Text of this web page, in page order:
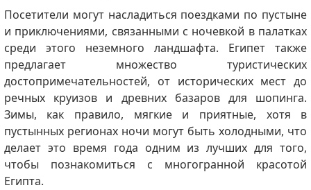
Посетители могут насладиться поездками по пустыне
и приключениями, связанными с ночевкой в ​​палатках
среди этого неземного ландшафта. Египет также
предлагает множество туристических
достопримечательностей, от исторических мест до
речных круизов и древних базаров для шопинга.
Зимы, как правило, мягкие и приятные, хотя в
пустынных регионах ночи могут быть холодными, что
делает это время года одним из лучших для того,
чтобы познакомиться с многогранной красотой
Египта.